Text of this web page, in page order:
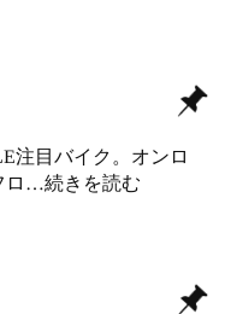
注目バイク。オンロ
…続きを読む